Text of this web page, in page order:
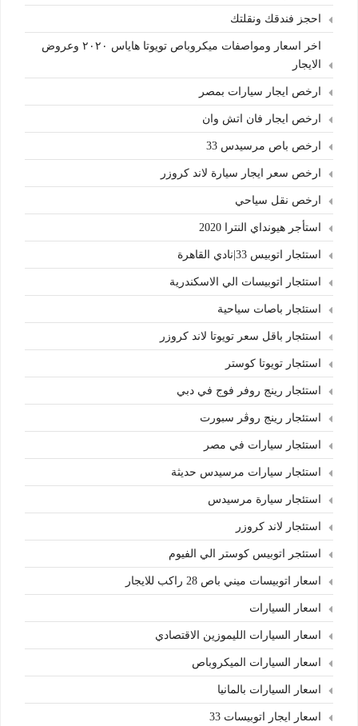
احجز فندقك ونقلتك
اخر اسعار ومواصفات ميكروباص تويوتا هاياس ٢٠٢٠ وعروض
الايجار
ارخص ايجار سيارات بمصر
ارخص ايجار فان اتش وان
ارخص باص مرسيدس 33
ارخص سعر ايجار سيارة لاند كروزر
ارخص نقل سياحي
استأجر هيونداي النترا 2020
استئجار اتوبيس 33|نادي القاهرة
استئجار اتوبيسات الي الاسكندرية
استئجار باصات سياحية
استئجار باقل سعر تويوتا لاند كروزر
استئجار تويوتا كوستر
استئجار رينج روفر فوج في دبي
استئجار رينج روڤر سبورت
استئجار سيارات في مصر
استئجار سيارات مرسيدس حديثة
استئجار سيارة مرسيدس
استئجار لاند كروزر
استئجر اتوبيس كوستر الي الفيوم
اسعار اتوبيسات ميني باص 28 راكب للايجار
اسعار السيارات
اسعار السيارات الليموزين الاقتصادي
اسعار السيارات الميكروباص
اسعار السيارات بالمانيا
اسعار ايجار اتوبيسات 33